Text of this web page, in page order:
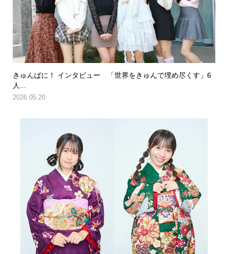
きゅんぱに！ インタビュー 「世界をきゅんで埋め尽くす」6
人...
2026.05.20